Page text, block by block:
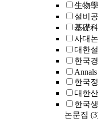
生物
설비
基礎
사대
대한
한국
한국
대한
한국
논문집